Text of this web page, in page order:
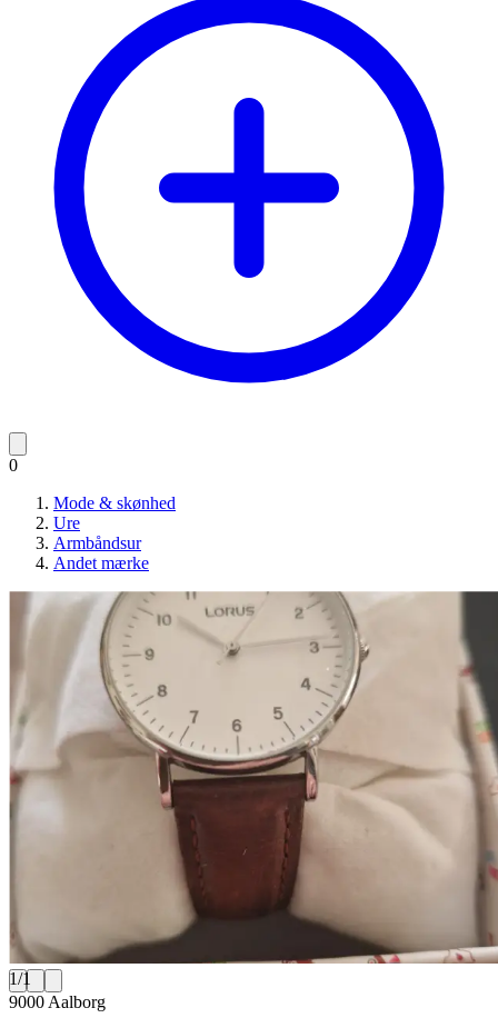
0
Mode & skønhed
Ure
Armbåndsur
Andet mærke
1/1
9000 Aalborg